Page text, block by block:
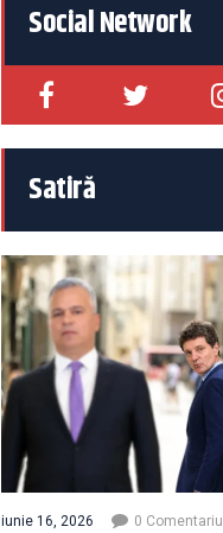
Social Network
Satiră
iunie 16, 2026 0 Comentariu